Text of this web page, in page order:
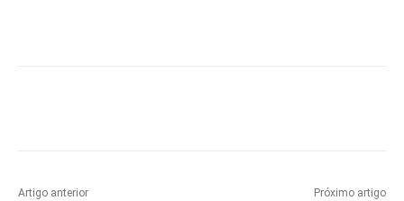
Artigo anterior Próximo artigo